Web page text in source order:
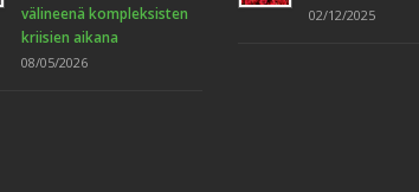
välineenä kompleksisten
kriisien aikana
08/05/2026
02/12/2025